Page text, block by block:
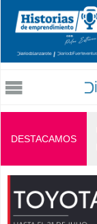
DESTACAMOS